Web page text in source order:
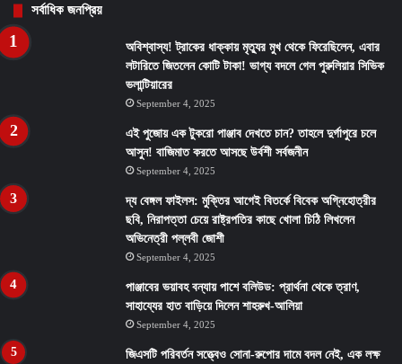
সর্বাধিক জনপ্রিয়
অবিশ্বাস্য! ট্রাকের ধাক্কায় মৃত্যুর মুখ থেকে ফিরেছিলেন, এবার
লটারিতে জিতলেন কোটি টাকা! ভাগ্য বদলে গেল পুরুলিয়ার সিভিক
ভলান্টিয়ারের
September 4, 2025
এই পুজোয় এক টুকরো পাঞ্জাব দেখতে চান? তাহলে দুর্গাপুরে চলে
আসুন! বাজিমাত করতে আসছে উর্বশী সর্বজনীন
September 4, 2025
দ্য বেঙ্গল ফাইলস: মুক্তির আগেই বিতর্কে বিবেক অগ্নিহোত্রীর
ছবি, নিরাপত্তা চেয়ে রাষ্ট্রপতির কাছে খোলা চিঠি লিখলেন
অভিনেত্রী পল্লবী জোশী
September 4, 2025
পাঞ্জাবের ভয়াবহ বন্যায় পাশে বলিউড: প্রার্থনা থেকে ত্রাণ,
সাহায্যের হাত বাড়িয়ে দিলেন শাহরুখ-আলিয়া
September 4, 2025
জিএসটি পরিবর্তন সত্ত্বেও সোনা-রুপোর দামে বদল নেই, এক লক্ষ